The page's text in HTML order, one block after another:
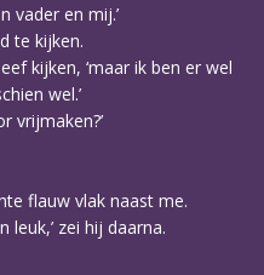
vader en mij.’
te kijken.
kijken, ‘maar ik ben er wel
wel.’
vrijmaken?’
flauw vlak naast me.
leuk,’ zei hij daarna.